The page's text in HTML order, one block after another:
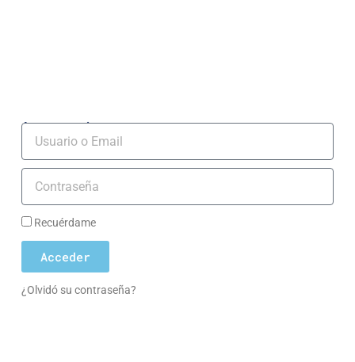
Acceso socios
Recuérdame
Acceder
¿Olvidó su contraseña?